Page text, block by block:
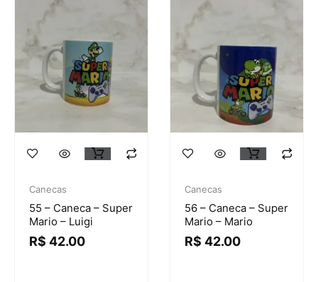
Canecas
55 – Caneca – Super
Mario – Luigi
R$ 42.00
Canecas
56 – Caneca – Super
Mario – Mario
R$ 42.00